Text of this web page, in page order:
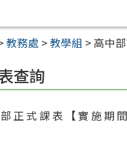
教務處 >教學組 > 高中
查詢
正式課表【實施期